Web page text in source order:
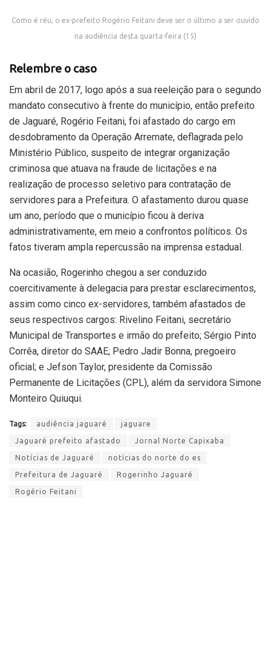
Como é réu, o ex-prefeito Rogério Feitani deve ser o último a ser ouvido
na audiência desta quarta-feira (15)
Relembre o caso
Em abril de 2017, logo após a sua reeleição para o segundo
mandato consecutivo à frente do município, então prefeito
de Jaguaré, Rogério Feitani, foi afastado do cargo em
desdobramento da Operação Arremate, deflagrada pelo
Ministério Público, suspeito de integrar organização
criminosa que atuava na fraude de licitações e na
realização de processo seletivo para contratação de
servidores para a Prefeitura. O afastamento durou quase
um ano, período que o município ficou à deriva
administrativamente, em meio a confrontos políticos. Os
fatos tiveram ampla repercussão na imprensa estadual.
Na ocasião, Rogerinho chegou a ser conduzido
coercitivamente à delegacia para prestar esclarecimentos,
assim como cinco ex-servidores, também afastados de
seus respectivos cargos: Rivelino Feitani, secretário
Municipal de Transportes e irmão do prefeito; Sérgio Pinto
Corrêa, diretor do SAAE; Pedro Jadir Bonna, pregoeiro
oficial; e Jefson Taylor, presidente da Comissão
Permanente de Licitações (CPL), além da servidora Simone
Monteiro Quiuqui.
Tags: audiência jaguaré jaguare
Jaguaré prefeito afastado Jornal Norte Capixaba
Notícias de Jaguaré notícias do norte do es
Prefeitura de Jaguaré Rogerinho Jaguaré
Rogério Feitani